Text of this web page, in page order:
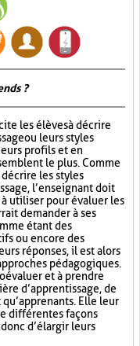
?
les élèves à décrire
ou leurs styles
profils et en
le plus. Comme
les styles
l’enseignant doit
utiliser pour évaluer les
demander à ses
étant des
ou encore des
réponses, il est alors
pédagogiques.
et à prendre
d’apprentissage, de
Elle leur
différentes façons
d’élargir leurs